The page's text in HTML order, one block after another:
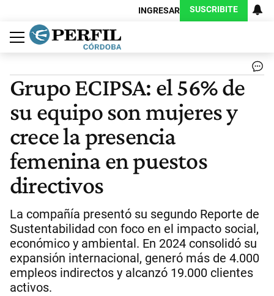
INGRESAR SUSCRIBITE
Política
Economía
Judiciales
Sociedad
Cultura
Espectáculos
Deportes
Protagonistas
Grupo ECIPSA: el 56% de
su equipo son mujeres y
crece la presencia
femenina en puestos
directivos
La compañía presentó su segundo Reporte de
Sustentabilidad con foco en el impacto social,
económico y ambiental. En 2024 consolidó su
expansión internacional, generó más de 4.000
empleos indirectos y alcanzó 19.000 clientes
activos.